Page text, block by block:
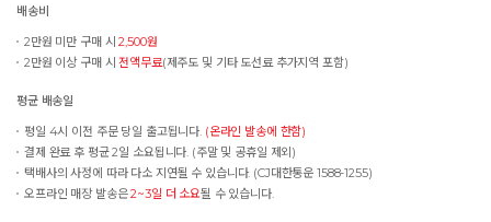
배송비
2만원 미만 구매 시2,500원
2만원 이상 구매 시전액무료(제주도 및 기타 도선료 추가지역 포함)
평균 배송일
평일 4시 이전 주문 당일 출고됩니다. (온라인 발송에 한함)
결제 완료 후 평균 2일 소요됩니다. (주말 및 공휴일 제외)
택배사의 사정에 따라 다소 지연될 수 있습니다. (CJ대한통운 1588-1255)
오프라인 매장 발송은2~3일 더 소요될 수 있습니다.